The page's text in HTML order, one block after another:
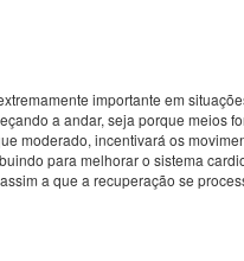
importante em
a andar, seja porque meios
moderado, incentivará os
para melhorar o sistema
a que a recuperação se